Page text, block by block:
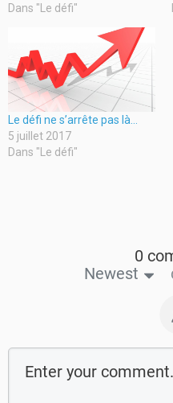
Dans "Le défi"
Le défi ne s’arrête pas là…
5 juillet 2017
Dans "Le défi"
0
Newest